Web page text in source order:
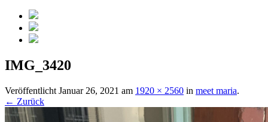
IMG_3420
Veröffentlicht Januar 26, 2021 am 1920 × 2560 in meet maria.
← Zurück